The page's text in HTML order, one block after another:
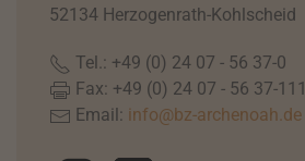
52134 Herzogenrath-Kohlscheid
Tel.: +49 (0) 24 07 - 56 37-0
Fax: +49 (0) 24 07 - 56 37-111
Email: info@bz-archenoah.de